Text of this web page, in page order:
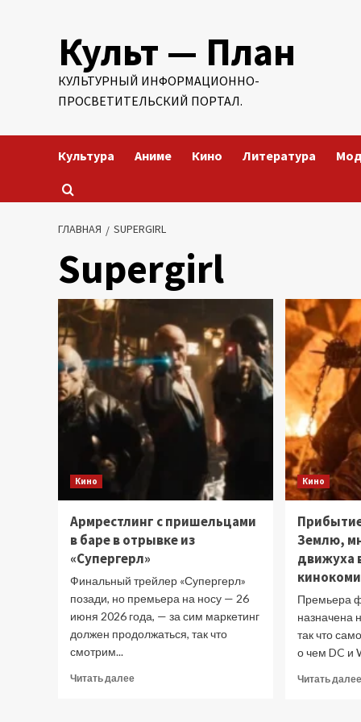
содержимомуКульт — План
КУЛЬТУРНЫЙ ИНФОРМАЦИОННО-
ПРОСВЕТИТЕЛЬСКИЙ ПОРТАЛ.
Культура Аниме Кино Литература
ГЛАВНАЯ SUPERGIRL
Supergirl
Кино
Армрестлинг с пришельцами
в баре в отрывке из
«Супергерл»
Финальный трейлер «Супергерл»
позади, но премьера на носу — 26
июня 2026 года, — за сим маркетинг
должен продолжаться, так что
смотрим...
Читать далееПрочитать
Кино
Землю,
движуха
Премьера
назначена
так что
о чем DC и
Читать